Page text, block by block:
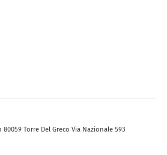
80059 Torre Del Greco Via Nazionale 593